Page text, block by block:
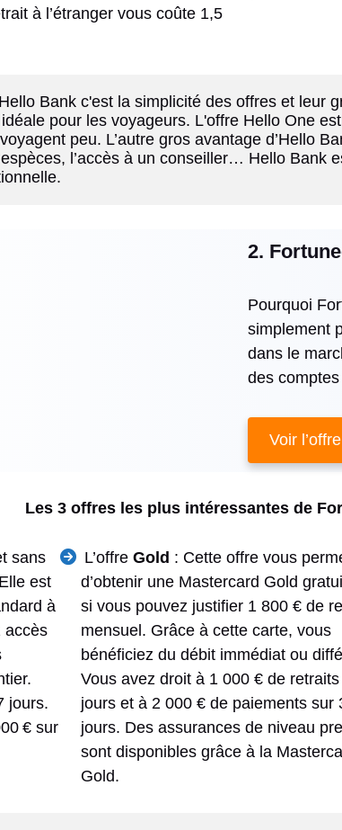
à l’étranger vous coûte 1,5
Bank c'est la simplicité des offres et leur
pour les voyageurs. L'offre Hello One
peu. L’autre gros avantage d’Hello
l’accès à un conseiller… Hello Bank
2.
Pourquoi
simplement
dans le
des
Voir l’offre
Les 3 offres les plus intéressantes de
sans
est
à
accès
jours.
€ sur
L’offre Gold : Cette offre vous
d’obtenir une Mastercard Gold
si vous pouvez justifier 1 800 € de
mensuel. Grâce à cette carte, vous
bénéficiez du débit immédiat ou
Vous avez droit à 1 000 € de
jours et à 2 000 € de paiements sur
jours. Des assurances de niveau
sont disponibles grâce à la
Gold.